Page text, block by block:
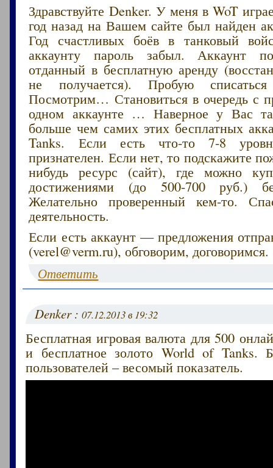
Здравствуйте Denker. У меня в WoT
год назад на Вашем сайте был найден
Год счастливых боёв в танковый
аккаунту пароль забыл. Аккаунт
отданный в бесплатную аренду
не получается). Пробую
Посмотрим… Становиться в очередь с
одном аккаунте … Наверное у Вас
больше чем самих этих бесплатных
Tanks. Если есть что-то 7-8
признателен. Если нет, то подскажите
нибудь ресурс (сайт), где можно
достижениями (до 500-700 руб.)
Желательно проверенный кем-то.
деятельность.
Если есть аккаунт — предложения
(verel@verm.ru), обговорим, договоримся.
Ответить
Denker :07.12.2013 в 19:32
Бесплатная игровая валюта для 500
и бесплатное золото World of Tanks.
пользователей – весомый показатель.